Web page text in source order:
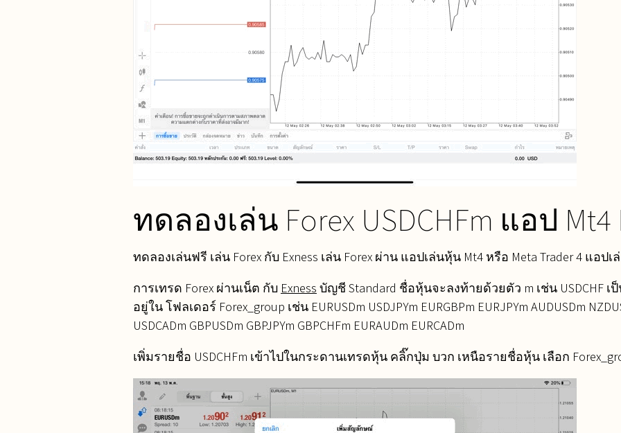
ทดลองเล่น Forex USDCHFm แอป Mt4
ทดลองเล่นฟรี เล่น Forex กับ Exness เล่น Forex ผ่าน แอปเล่นหุ้น Mt4 หรือ Meta Trader 4 แอป
การเทรด Forex ผ่านเน็ต กับ Exness บัญชี Standard ชื่อหุ้นจะลงท้ายด้วยตัว m เช่น USDCHF เ
อยู่ใน โฟลเดอร์ Forex_group เช่น EURUSDm USDJPYm EURGBPm EURJPYm AUDUSDm
USDCADm GBPUSDm GBPJPYm GBPCHFm EURAUDm EURCADm
เพิ่มรายชื่อ USDCHFm เข้าไปในกระดานเทรดหุ้น คลิ๊กปุ่ม บวก เหนือรายชื่อหุ้น เลือก